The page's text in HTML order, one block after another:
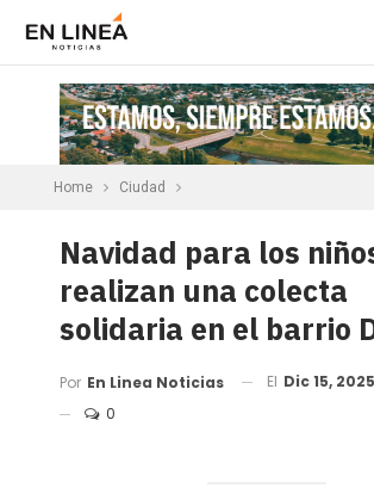
Home Ciudad
Navidad para los
realizan una colecta
solidaria en el barrio
Por En Linea Noticias El Dic 15, 2025
0